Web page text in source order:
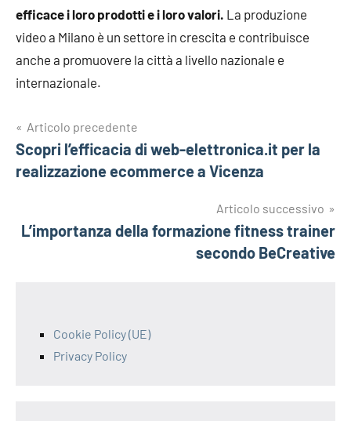
efficace i loro prodotti e i loro valori. La produzione
video a Milano è un settore in crescita e contribuisce
anche a promuovere la città a livello nazionale e
internazionale.
Navigazione
articoli
Articolo precedente
Scopri l’efficacia di web-elettronica.it per la
realizzazione ecommerce a Vicenza
Articolo successivo
L’importanza della formazione fitness trainer
secondo BeCreative
Cookie Policy (UE)
Privacy Policy